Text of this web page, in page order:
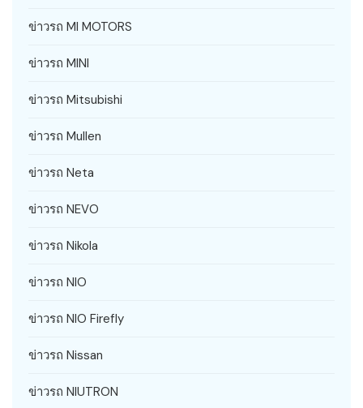
ข่าวรถ MI MOTORS
ข่าวรถ MINI
ข่าวรถ Mitsubishi
ข่าวรถ Mullen
ข่าวรถ Neta
ข่าวรถ NEVO
ข่าวรถ Nikola
ข่าวรถ NIO
ข่าวรถ NIO Firefly
ข่าวรถ Nissan
ข่าวรถ NIUTRON